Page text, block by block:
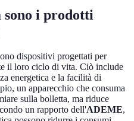
sono i prodotti
dispositivi progettati per
il loro ciclo di vita. Ciò include
energetica e la facilità di
un apparecchio che consuma
sulla bolletta, ma riduce
un rapporto dell'ADEME,